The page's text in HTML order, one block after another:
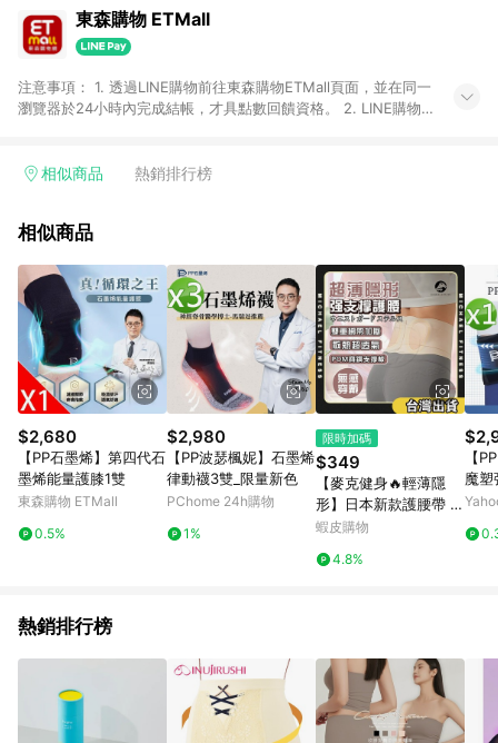
東森購物 ETMall
注意事項： 1. 透過LINE購物前往東森購物ETMall頁面，並在同一
瀏覽器於24小時內完成結帳，才具點數回饋資格。 2. LINE購物
單，皆不在點數回饋範圍內。 3. 如購買以下類別商品，將無法獲
球嚴選、商城、專案商品、「草莓網」全館商品。 4. 如取消訂
回饋。 5. 點數回饋會扣除所有折扣優惠後之最終發票金額計算，
實際回饋請依LINE購物通知為主。 6. 訂單如有使用東森購物
ETMall站內之折扣優惠(包含但不限於東森幣、樂透金、東森現金
券等)，不具點數回饋資格。詳細請依東森購物ETMall之結帳頁面
顯示為準。 7. LINE購物設有「單一商品最高回饋點數」機制(特
殊活動時開放「回饋無上限」)，以同一訂單中同一商品不論件數
計算，並依訂單成立時間當下LINE購物所設定的回饋機制為準。
8. LINE購物為購物資訊整合性平台，商品資料更新會有時間差，
如顯示之商品規格、顏色、價位、贈品與東森購物ETMall銷售網
頁不符，以銷售網頁標示為準。 9. 若有贈點爭議，請務必於訂單
日期+180天以內至LINE購物客服洽詢；若超過180天(含)以上進
行申訴，恕無法贈點回饋。 10. 部分點數紅包僅限指定商品使
用，或不適用於無回饋商品。各點數紅包之適用商品與使用條件
相似商品 熱銷排行榜
相似商品
$2,680
【PP石墨烯】第四代石
墨烯能量護膝1雙
東森購物 ETMall
0.5%
$2,980
【PP波瑟楓妮】石墨烯
律動襪3雙_限量新色
PChome 24h購物
1%
限時加碼
$349
【麥克健身🔥輕薄隱
形】日本新款護腰帶 輕
薄隱形束腰帶 緊腹收腰
護腰腰託 久坐支撐 健
蝦皮購物
4.8%
【
魔塑
熱銷排行榜